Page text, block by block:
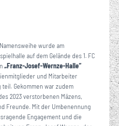
wurde am
auf dem Gelände des 1. FC
„Franz-Josef-Wernze-Halle“
und Mitarbeiter
Gekommen war zudem
2023 verstorbenen Mäzens,
Freunde. Mit der Umbenennung
Engagement und die